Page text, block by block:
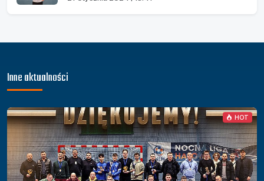
Inne aktualności
HOT